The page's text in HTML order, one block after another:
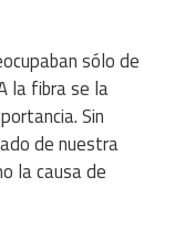
sólo de
la fibra se la
Sin
de nuestra
la causa de